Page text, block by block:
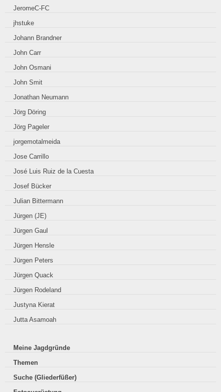
JeromeC-FC
jhstuke
Johann Brandner
John Carr
John Osmani
John Smit
Jonathan Neumann
Jörg Döring
Jörg Pageler
jorgemotalmeida
Jose Carrillo
José Luis Ruiz de la Cuesta
Josef Bücker
Julian Bittermann
Jürgen (JE)
Jürgen Gaul
Jürgen Hensle
Jürgen Peters
Jürgen Quack
Jürgen Rodeland
Justyna Kierat
Jutta Asamoah
Meine Jagdgründe
Themen
Suche (Gliederfüßer)